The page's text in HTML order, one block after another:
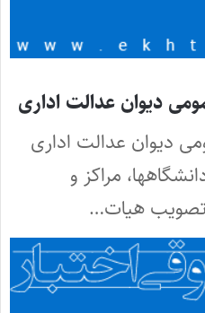
هیأت عمومی دیوان عدالت اداری
مراکز و
هیات…